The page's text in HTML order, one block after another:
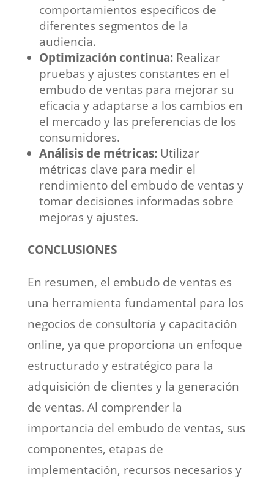
comportamientos específicos de
diferentes segmentos de la
audiencia.
Optimización continua:Realizar
pruebas y ajustes constantes en el
embudo de ventas para mejorar su
eficacia y adaptarse a los cambios en
el mercado y las preferencias de los
consumidores.
Análisis de métricas:Utilizar
métricas clave para medir el
rendimiento del embudo de ventas y
tomar decisiones informadas sobre
mejoras y ajustes.
CONCLUSIONES
En resumen, el embudo de ventas es
una herramienta fundamental para los
negocios de consultoría y capacitación
online, ya que proporciona un enfoque
estructurado y estratégico para la
adquisición de clientes y la generación
de ventas. Al comprender la
importancia del embudo de ventas, sus
componentes, etapas de
implementación, recursos necesarios y